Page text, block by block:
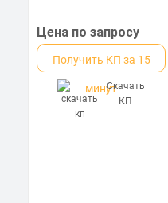
Цена по запросу
Получить КП за 15
минутСкачать
КП